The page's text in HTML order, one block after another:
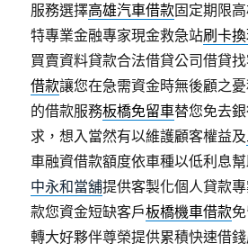
服務選擇高雄汽車借款固定期限
特專業金融專家現金救急站刷卡
買賣資料貸款合法借貸公司借貸
借款讓您在急需資金時無後顧之
的借款服務板橋免留車替您免去
求，想入當然有以維護顧客權益及
車融資借款額度依車種以低利息
中永和當舖提供客製化個人貸款
款您資金短缺客戶板橋機車借款
轉大好夥伴尊榮提供累積快速借